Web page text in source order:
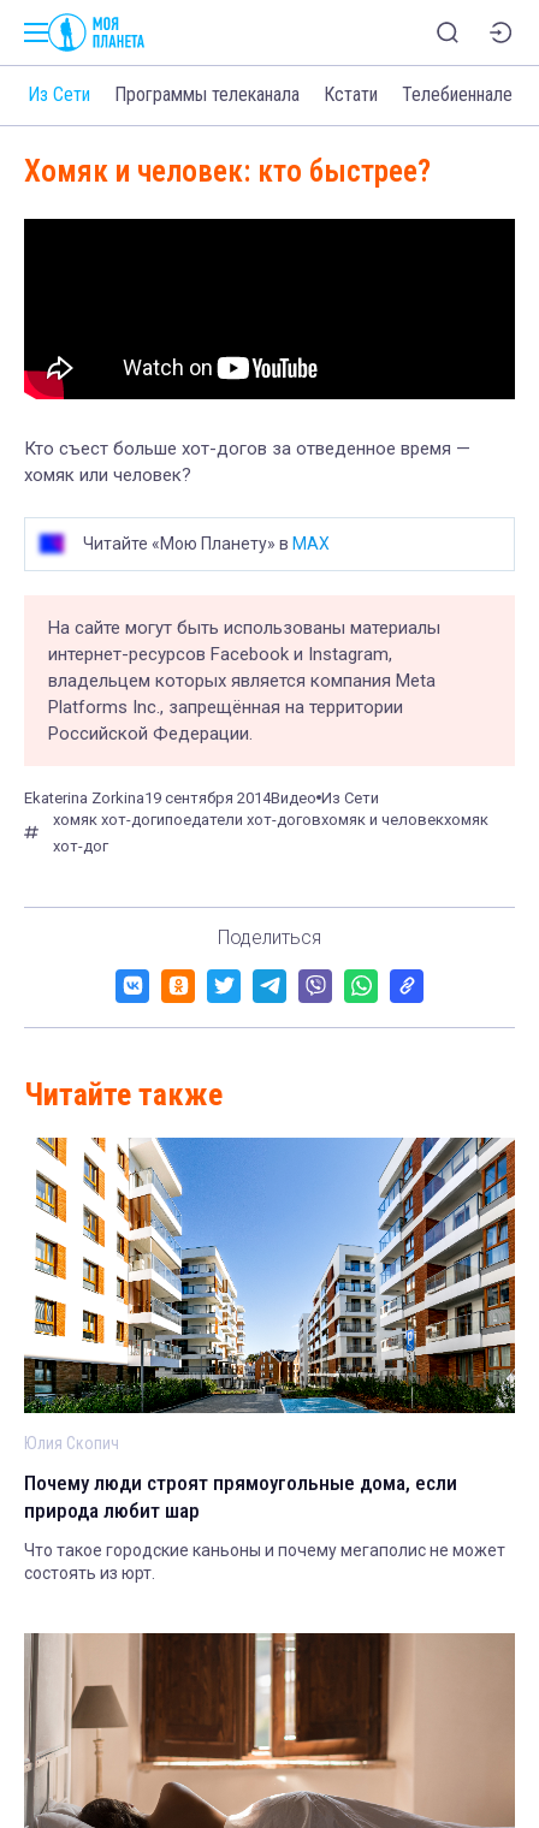
Из Сети Программы телеканала Кстати Телебиеннале
Хомяк и человек: кто быстрее?
Кто съест больше хот-догов за отведенное время —
хомяк или человек?
Читайте «Мою Планету» в MAX
На сайте могут быть использованы материалы
интернет-ресурсов Facebook и Instagram,
владельцем которых является компания Meta
Platforms Inc., запрещённая на территории
Российской Федерации.
Ekaterina Zorkina19 сентября 2014Видео Из Сети
хомяк хот-догипоедатели хот-договхомяк и человекхомяк
хот-дог
Поделиться
Читайте также
Юлия Скопич
Почему люди строят прямоугольные дома, если
природа любит шар
Что такое городские каньоны и почему мегаполис не может
состоять из юрт.